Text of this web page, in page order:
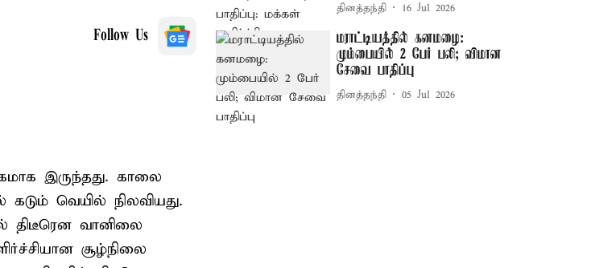
Follow Us
இருந்தது. காலை
கடும் வெயில் நிலவியது.
திடீரென வானிலை
சூழ்நிலை
தினத்தந்தி 16 Jul 2026
மராட்டியத்தில் கனமழை:
மும்பையில் 2 பேர் பலி; விமான
சேவை பாதிப்பு
தினத்தந்தி 05 Jul 2026